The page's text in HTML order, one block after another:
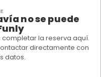
no se puede
la reserva aquí.
directamente con
datos.